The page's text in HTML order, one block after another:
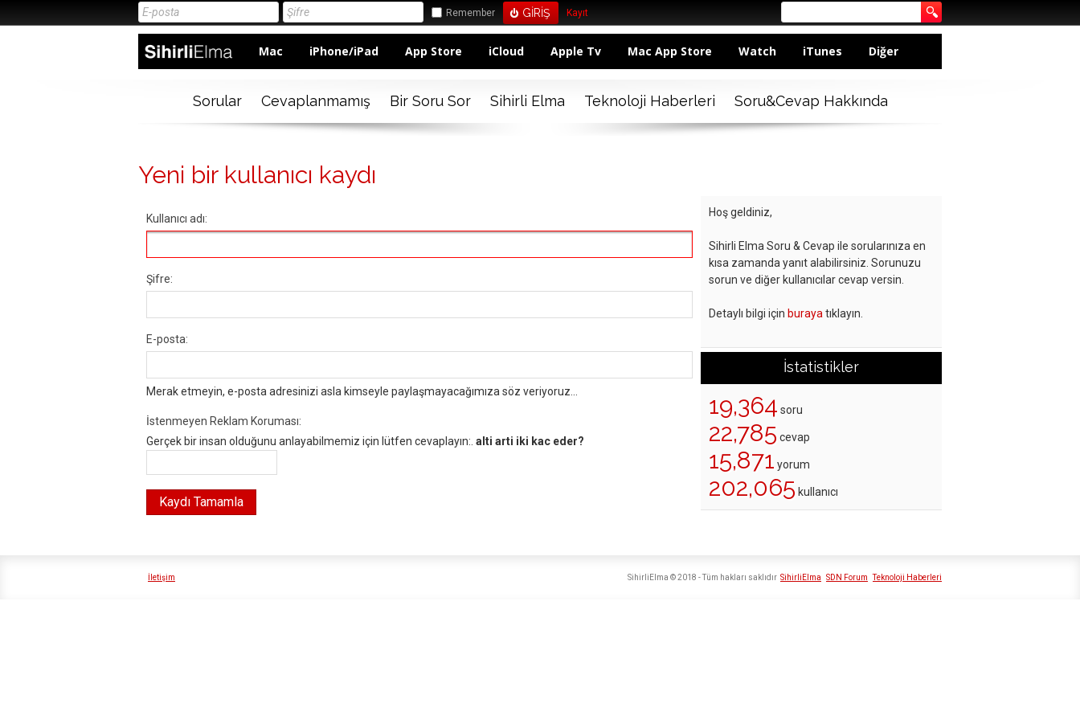
Remember Kayıt
Mac iPhone/iPad App Store iCloud Apple Tv Mac App Store Watch iTunes Diğer
Sorular Cevaplanmamış Bir Soru Sor Sihirli Elma Teknoloji Haberleri Soru&Cevap Hakkında
Yeni bir kullanıcı kaydı
Kullanıcı adı:
Şifre:
E-posta:
Merak etmeyin, e-posta adresinizi asla kimseyle paylaşmayacağımıza söz veriyoruz...
İstenmeyen Reklam Koruması:
Gerçek bir insan olduğunu anlayabilmemiz için lütfen cevaplayın:. alti arti iki kac eder?
Hoş geldiniz,
Sihirli Elma Soru & Cevap ile sorularınıza en
kısa zamanda yanıt alabilirsiniz. Sorunuzu
sorun ve diğer kullanıcılar cevap versin.
Detaylı bilgi için buraya tıklayın.
İstatistikler
19,364 soru
22,785 cevap
15,871 yorum
202,065 kullanıcı
İletişim SihirliElma SDN Forum Teknoloji Haberleri
SihirliElma © 2018 - Tüm hakları saklıdır